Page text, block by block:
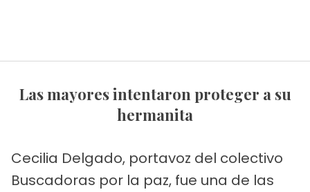
Las mayores intentaron proteger a su
hermanita
Cecilia Delgado, portavoz del colectivo
Buscadoras por la paz, fue una de las